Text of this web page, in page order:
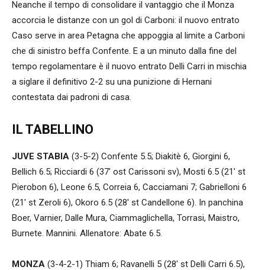
Neanche il tempo di consolidare il vantaggio che il Monza
accorcia le distanze con un gol di Carboni: il nuovo entrato
Caso serve in area Petagna che appoggia al limite a Carboni
che di sinistro beffa Confente. E a un minuto dalla fine del
tempo regolamentare è il nuovo entrato Delli Carri in mischia
a siglare il definitivo 2-2 su una punizione di Hernani
contestata dai padroni di casa.
IL TABELLINO
JUVE STABIA (3-5-2) Confente 5.5; Diakitè 6, Giorgini 6,
Bellich 6.5; Ricciardi 6 (37′ ost Carissoni sv), Mosti 6.5 (21′ st
Pierobon 6), Leone 6.5, Correia 6, Cacciamani 7; Gabrielloni 6
(21′ st Zeroli 6), Okoro 6.5 (28′ st Candellone 6). In panchina
Boer, Varnier, Dalle Mura, Ciammaglichella, Torrasi, Maistro,
Burnete. Mannini. Allenatore: Abate 6.5.
MONZA (3-4-2-1) Thiam 6; Ravanelli 5 (28′ st Delli Carri 6.5),